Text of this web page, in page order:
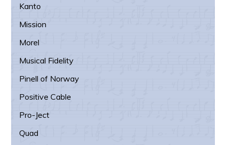
Kanto
Mission
Morel
Musical Fidelity
Pinell of Norway
Positive Cable
Pro-Ject
Quad